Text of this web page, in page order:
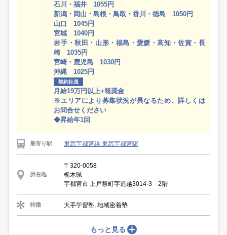
石川・福井 1055円
新潟・岡山・島根・鳥取・香川・徳島 1050円
山口 1045円
宮城 1040円
岩手・秋田・山形・福島・愛媛・高知・佐賀・長
崎 1035円
宮崎・鹿児島 1030円
沖縄 1025円
契約社員
月給19万円以上+報奨金
※エリアにより募集状況が異なるため、詳しくは
お問合せください
◆昇給年1回
最寄り駅 東武宇都宮線 東武宇都宮駅
所在地
〒320-0058
栃木県
宇都宮市 上戸祭町字追越3014-3 2階
特徴 大手学習塾, 地域密着塾
もっと見る